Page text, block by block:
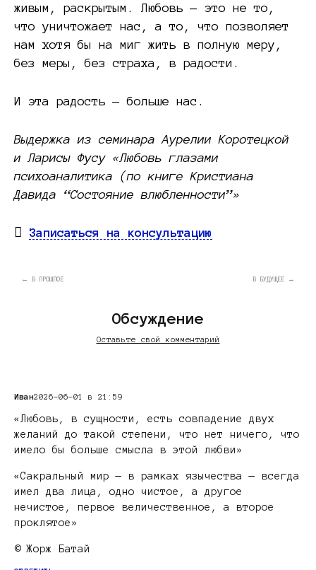
живым, раскрытым. Любовь — это не то,
что уничтожает нас, а то, что позволяет
нам хотя бы на миг жить в полную меру,
без меры, без страха, в радости.
И эта радость — больше нас.
Выдержка из семинара Аурелии Коротецкой
и Ларисы Фусу «Любовь глазами
психоаналитика (по книге Кристиана
Давида “Состояние влюбленности”»
Записаться на консультацию
← В ПРОШЛОЕ В БУДУЩЕЕ →
Обсуждение
Оставьте свой комментарий
Иван2026-06-01 в 21:59
«Любовь, в сущности, есть совпадение двух
желаний до такой степени, что нет ничего, что
имело бы больше смысла в этой любви»
«Сакральный мир — в рамках язычества — всегда
имел два лица, одно чистое, а другое
нечистое, первое величественное, а второе
проклятое»
© Жорж Батай